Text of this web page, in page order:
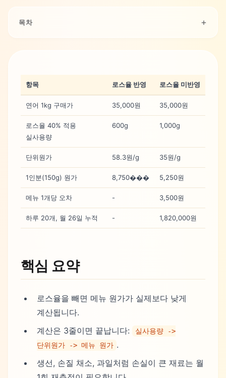
목차
항목 로스율 반영 로스율 미반영
연어 1kg 구매가 35,000원 35,000원
로스율 40% 적용
실사용량
600g 1,000g
단위원가 58.3원/g 35원/g
1인분(150g) 원가 8,750��� 5,250원
메뉴 1개당 오차 - 3,500원
하루 20개, 월 26일 누적 - 1,820,000원
핵심 요약
로스율을 빼면 메뉴 원가가 실제보다 낮게
계산됩니다.
계산은 3줄이면 끝납니다:
실사용량 ->
단위원가 -> 메뉴 원가 .
생선, 손질 채소, 과일처럼 손실이 큰 재료는 월